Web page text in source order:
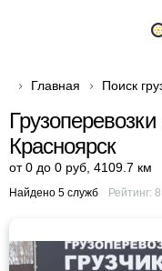
Главная Поиск
Красноярск
от 0 до 0 руб 4109.7 км
Найдено 5 служб Рейтинг: